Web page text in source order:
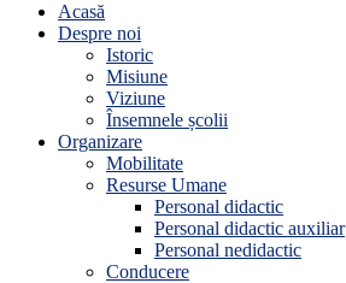
Acasă
Despre noi
Istoric
Misiune
Viziune
Însemnele școlii
Organizare
Mobilitate
Resurse Umane
Personal didactic
Personal didactic auxiliar
Personal nedidactic
Conducere